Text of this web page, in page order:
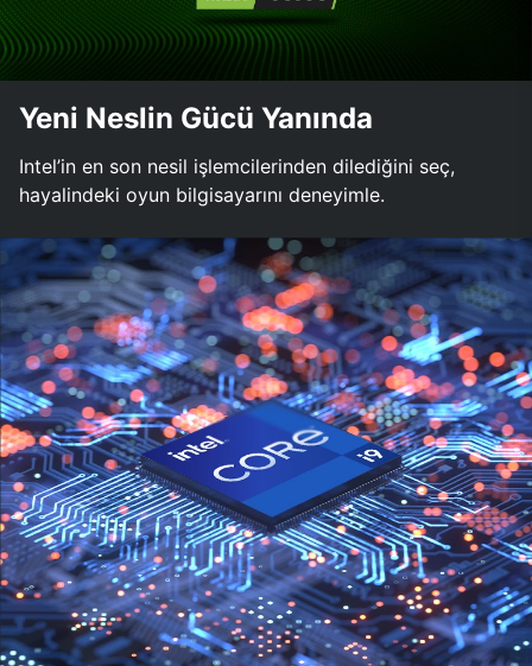
Yeni Neslin Gücü Yanında
Intel’in en son nesil işlemcilerinden dilediğini seç,
hayalindeki oyun bilgisayarını deneyimle.